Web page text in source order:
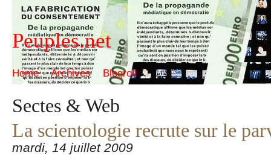
Peuples.net
Home Archives Blogroll
Sectes & Web
La scientologie recrute sur le
mardi, 14 juillet 2009